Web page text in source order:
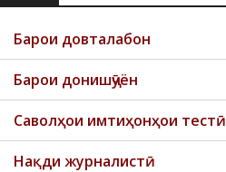
Previous
Барои довталабон
Барои донишҷӯён
Саволҳои имтиҳонҳои тестӣ
Нақди журналистӣ